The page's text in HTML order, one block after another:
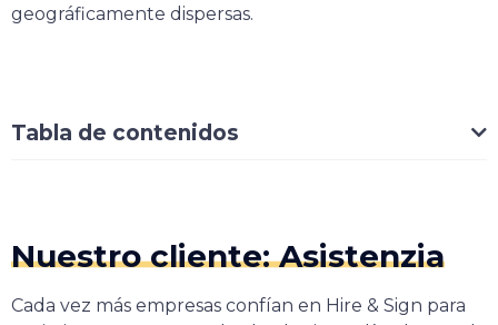
geográficamente dispersas.
Tabla de contenidos
Nuestro cliente: Asistenzia
Cada vez más empresas confían en Hire & Sign para